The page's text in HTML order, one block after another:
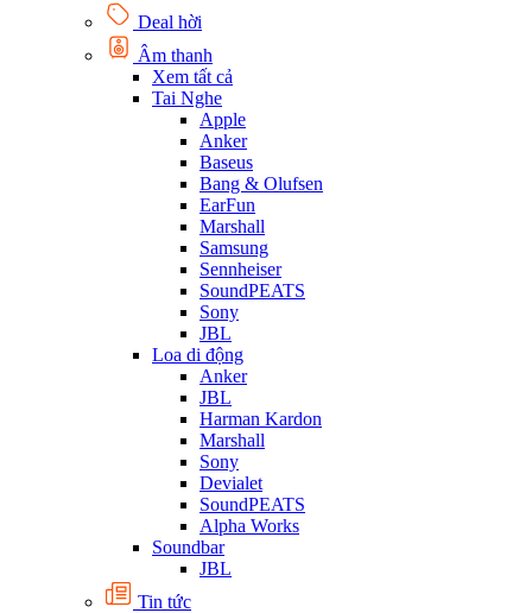
Deal hời
Âm thanh
Xem tất cả
Tai Nghe
Apple
Anker
Baseus
Bang & Olufsen
EarFun
Marshall
Samsung
Sennheiser
SoundPEATS
Sony
JBL
Loa di động
Anker
JBL
Harman Kardon
Marshall
Sony
Devialet
SoundPEATS
Alpha Works
Soundbar
JBL
Tin tức